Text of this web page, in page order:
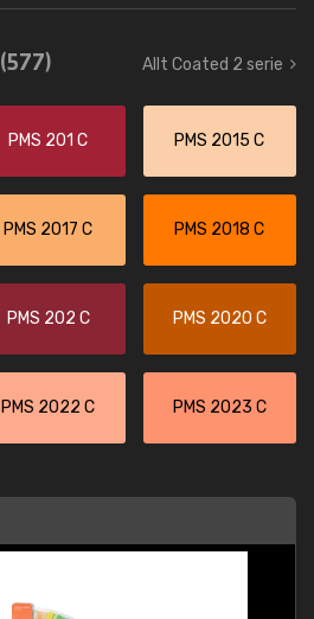
(577) Allt Coated 2 serie
PMS 201 C PMS 2015 C
PMS 2017 C PMS 2018 C
PMS 202 C PMS 2020 C
PMS 2022 C PMS 2023 C